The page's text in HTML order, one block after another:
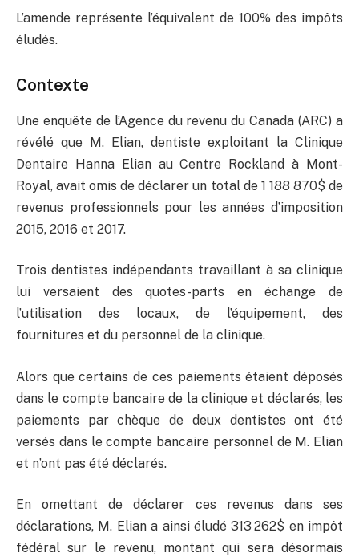
L’amende représente l’équivalent de 100% des impôts
éludés.
Contexte
Une enquête de l’Agence du revenu du Canada (ARC) a
révélé que M. Elian, dentiste exploitant la Clinique
Dentaire Hanna Elian au Centre Rockland à Mont-
Royal, avait omis de déclarer un total de 1 188 870$ de
revenus professionnels pour les années d’imposition
2015, 2016 et 2017.
Trois dentistes indépendants travaillant à sa clinique
lui versaient des quotes-parts en échange de
l’utilisation des locaux, de l’équipement, des
fournitures et du personnel de la clinique.
Alors que certains de ces paiements étaient déposés
dans le compte bancaire de la clinique et déclarés, les
paiements par chèque de deux dentistes ont été
versés dans le compte bancaire personnel de M. Elian
et n’ont pas été déclarés.
En omettant de déclarer ces revenus dans ses
déclarations, M. Elian a ainsi éludé 313 262$ en impôt
fédéral sur le revenu, montant qui sera désormais